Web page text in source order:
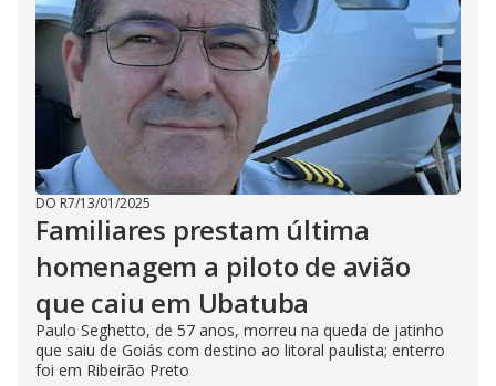
DO R7/13/01/2025
Familiares prestam última
homenagem a piloto de avião
que caiu em Ubatuba
Paulo Seghetto, de 57 anos, morreu na queda de jatinho
que saiu de Goiás com destino ao litoral paulista; enterro
foi em Ribeirão Preto